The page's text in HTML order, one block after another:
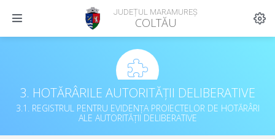
JUDEȚUL MARAMUREȘ
COLTĂU
3. HOTĂRÂRILE AUTORITĂȚII DELIBERATIVE
3.1. REGISTRUL PENTRU EVIDENȚA PROIECTELOR DE HOTĂRÂRI
ALE AUTORITĂȚII DELIBERATIVE